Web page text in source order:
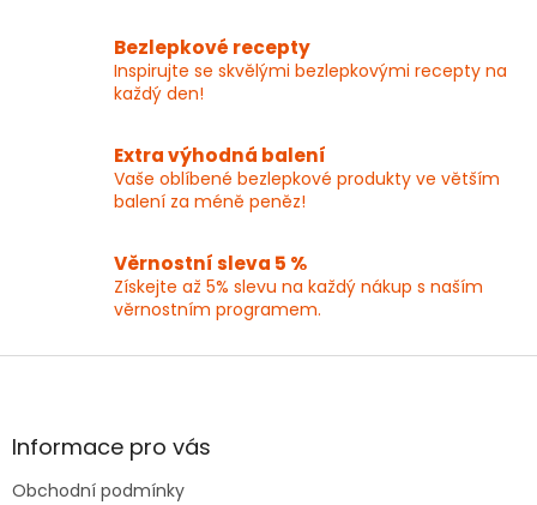
í
p
r
y
v
ý
s
u
Bezlepkové recepty
Inspirujte se skvělými bezlepkovými recepty na
každý den!
Extra výhodná balení
Vaše oblíbené bezlepkové produkty ve větším
balení za méně peněz!
Věrnostní sleva 5 %
Získejte až 5% slevu na každý nákup s naším
věrnostním programem.
Z
aInformace pro vás
Obchodní podmínky